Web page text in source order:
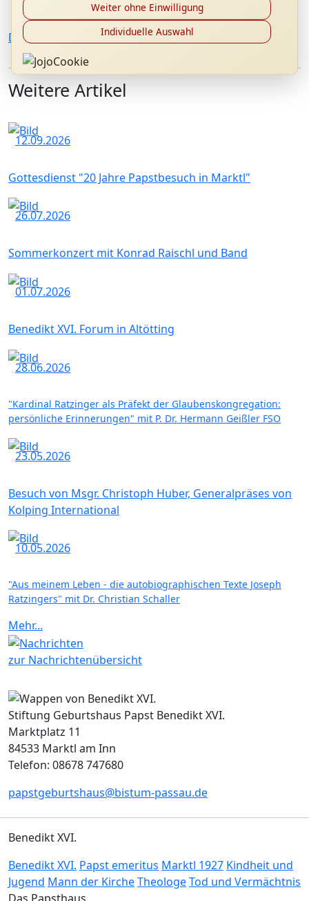
Download Vortrag Prof. Wohlmuth
Weitere Artikel
12.09.2026
Gottesdienst "20 Jahre Papstbesuch in Marktl"
26.07.2026
Sommerkonzert mit Konrad Raischl und Band
01.07.2026
Benedikt XVI. Forum in Altötting
28.06.2026
"Kardinal Ratzinger als Präfekt der Glaubenskongregation:
persönliche Erinnerungen" mit P. Dr. Hermann Geißler FSO
23.05.2026
Besuch von Msgr. Christoph Huber, Generalpräses von
Kolping International
10.05.2026
"Aus meinem Leben - die autobiographischen Texte Joseph
Ratzingers" mit Dr. Christian Schaller
Mehr...
zur Nachrichtenübersicht
Stiftung Geburtshaus Papst Benedikt XVI.
Marktplatz 11
84533 Marktl am Inn
Telefon: 08678 747680
papstgeburtshaus@bistum-passau.de
Benedikt XVI.
Benedikt XVI. Papst emeritus Marktl 1927 Kindheit und
Jugend Mann der KircheTheologeTod und Vermächtnis
Weiter ohne Einwilligung
Individuelle Auswahl